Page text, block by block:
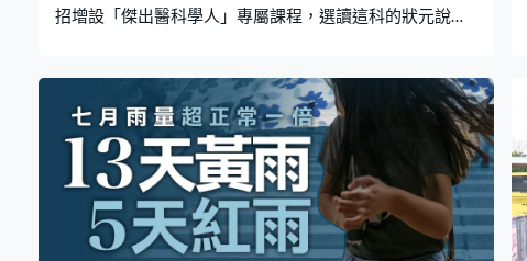
招增設「傑出醫科學人」專屬課程，選讀這科的狀元說受
程」取錄了28人，包括5位超級狀元。其中聖保羅男女中
學超級狀元馬端行說，選擇港大是因為課程的「增潤學
年」。港大醫學院學生馬端行：「有一整年的時間，有很
大的自由度以及很大的空間讓我自我探索不同醫學範疇的
事，例如有同學會做科研或人道救援，或可以到海外增值
自己，取多一個第二學位。我自己很嚮往這種自主學習以
及自主探索的學習模式。」 課程數年前開辦，港大醫學院